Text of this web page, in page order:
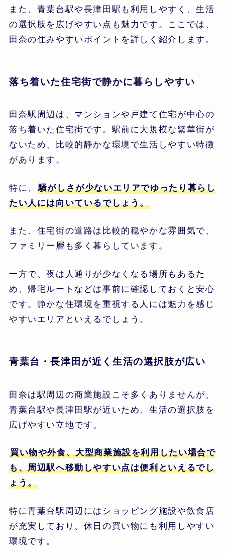
また、青葉台駅や長津田駅も利用しやすく、生活
の選択肢を広げやすい点も魅力です。ここでは、
田奈の住みやすいポイントを詳しく紹介します。
落ち着いた住宅街で静かに暮らしやすい
田奈駅周辺は、マンションや戸建て住宅が中心の
落ち着いた住宅街です。駅前に大規模な繁華街が
ないため、比較的静かな環境で生活しやすい特徴
があります。
特に、
騒がしさが少ないエリアでゆったり暮らし
たい人には向いているでしょう。
また、住宅街の道路は比較的穏やかな雰囲気で、
ファミリー層も多く暮らしています。
一方で、夜は人通りが少なくなる場所もあるた
め、帰宅ルートなどは事前に確認しておくと安心
です。静かな住環境を重視する人には魅力を感じ
やすいエリアといえるでしょう。
青葉台・長津田が近く生活の選択肢が広い
田奈は駅周辺の商業施設こそ多くありませんが、
青葉台駅や長津田駅が近いため、生活の選択肢を
広げやすい立地です。
買い物や外食、大型商業施設を利用したい場合で
も、周辺駅へ移動しやすい点は便利といえるでし
ょう。
特に青葉台駅周辺にはショッピング施設や飲食店
が充実しており、休日の買い物にも利用しやすい
環境です。